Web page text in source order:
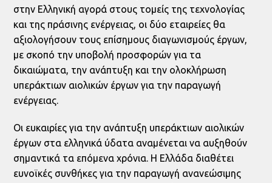
στην Ελληνική αγορά στους τομείς της τεχνολογίας
και της πράσινης ενέργειας, οι δύο εταιρείες θα
αξιολογήσουν τους επίσημους διαγωνισμούς έργων,
με σκοπό την υποβολή προσφορών για τα
δικαιώματα, την ανάπτυξη και την ολοκλήρωση
υπεράκτιων αιολικών έργων για την παραγωγή
ενέργειας.
Οι ευκαιρίες για την ανάπτυξη υπεράκτιων αιολικών
έργων στα ελληνικά ύδατα αναμένεται να αυξηθούν
σημαντικά τα επόμενα χρόνια. Η Ελλάδα διαθέτει
ευνοϊκές συνθήκες για την παραγωγή ανανεώσιμης